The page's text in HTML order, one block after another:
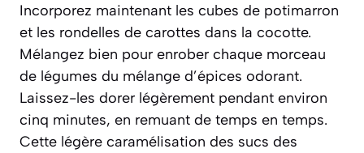
Incorporez maintenant les cubes de potimarron
et les rondelles de carottes dans la cocotte.
Mélangez bien pour enrober chaque morceau
de légumes du mélange d’épices odorant.
Laissez-les dorer légèrement pendant environ
cinq minutes, en remuant de temps en temps.
Cette légère caramélisation des sucs des